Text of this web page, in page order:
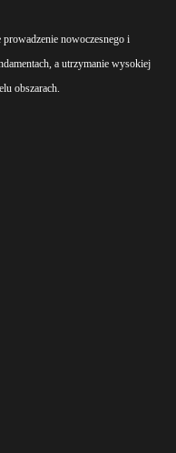
nowoczesnego i
a utrzymanie wysokiej
obszarach.